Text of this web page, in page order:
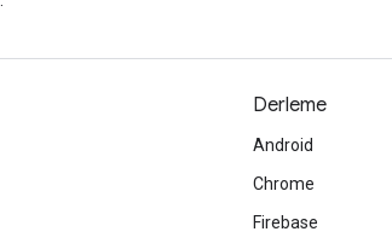
Derleme
Android
Chrome
Firebase